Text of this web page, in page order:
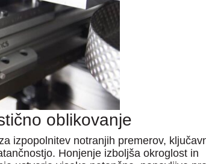
oblikovanje
izpopolnitev notranjih premerov,
Honjenje izboljša okroglost in